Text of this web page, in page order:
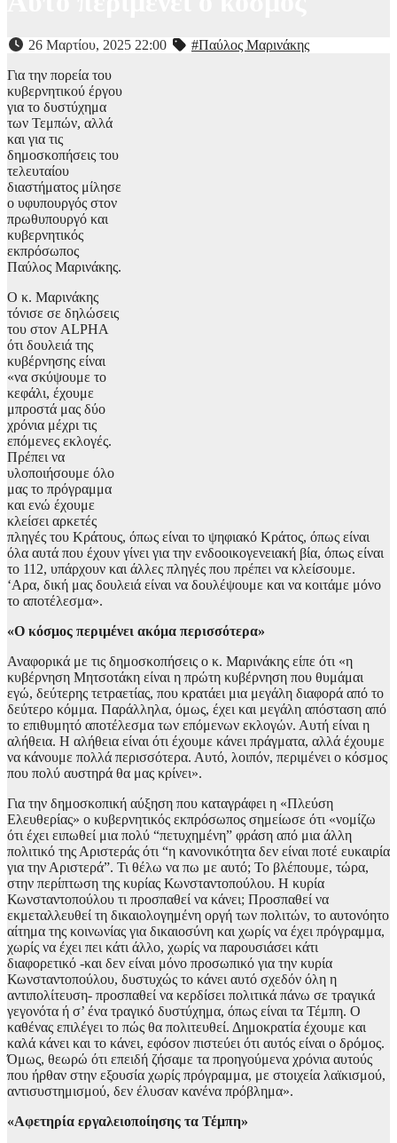
26 Μαρτίου, 2025 22:00
#Παύλος Μαρινάκης
Για την πορεία του
κυβερνητικού έργου
για το δυστύχημα
των Τεμπών, αλλά
και για τις
δημοσκοπήσεις του
τελευταίου
διαστήματος μίλησε
ο υφυπουργός στον
πρωθυπουργό και
κυβερνητικός
εκπρόσωπος
Παύλος Μαρινάκης.
Ο κ. Μαρινάκης
τόνισε σε δηλώσεις
του στον ALPHA
ότι δουλειά της
κυβέρνησης είναι
«να σκύψουμε το
κεφάλι, έχουμε
μπροστά μας δύο
χρόνια μέχρι τις
επόμενες εκλογές.
Πρέπει να
υλοποιήσουμε όλο
μας το πρόγραμμα
και ενώ έχουμε
κλείσει αρκετές
πληγές του Κράτους, όπως είναι το ψηφιακό Κράτος, όπως είναι
όλα αυτά που έχουν γίνει για την ενδοοικογενειακή βία, όπως είναι
το 112, υπάρχουν και άλλες πληγές που πρέπει να κλείσουμε.
‘Αρα, δική μας δουλειά είναι να δουλέψουμε και να κοιτάμε μόνο
το αποτέλεσμα».
«Ο κόσμος περιμένει ακόμα περισσότερα»
Αναφορικά με τις δημοσκοπήσεις ο κ. Μαρινάκης είπε ότι «η
κυβέρνηση Μητσοτάκη είναι η πρώτη κυβέρνηση που θυμάμαι
εγώ, δεύτερης τετραετίας, που κρατάει μια μεγάλη διαφορά από το
δεύτερο κόμμα. Παράλληλα, όμως, έχει και μεγάλη απόσταση από
το επιθυμητό αποτέλεσμα των επόμενων εκλογών. Αυτή είναι η
αλήθεια. Η αλήθεια είναι ότι έχουμε κάνει πράγματα, αλλά έχουμε
να κάνουμε πολλά περισσότερα. Αυτό, λοιπόν, περιμένει ο κόσμος
που πολύ αυστηρά θα μας κρίνει».
Για την δημοσκοπική αύξηση που καταγράφει η «Πλεύση
Ελευθερίας» ο κυβερνητικός εκπρόσωπος σημείωσε ότι «νομίζω
ότι έχει ειπωθεί μια πολύ “πετυχημένη” φράση από μια άλλη
πολιτικό της Αριστεράς ότι “η κανονικότητα δεν είναι ποτέ ευκαιρία
για την Αριστερά”. Τι θέλω να πω με αυτό; Το βλέπουμε, τώρα,
στην περίπτωση της κυρίας Κωνσταντοπούλου. Η κυρία
Κωνσταντοπούλου τι προσπαθεί να κάνει; Προσπαθεί να
εκμεταλλευθεί τη δικαιολογημένη οργή των πολιτών, το αυτονόητο
αίτημα της κοινωνίας για δικαιοσύνη και χωρίς να έχει πρόγραμμα,
χωρίς να έχει πει κάτι άλλο, χωρίς να παρουσιάσει κάτι
διαφορετικό -και δεν είναι μόνο προσωπικό για την κυρία
Κωνσταντοπούλου, δυστυχώς το κάνει αυτό σχεδόν όλη η
αντιπολίτευση- προσπαθεί να κερδίσει πολιτικά πάνω σε τραγικά
γεγονότα ή σ’ ένα τραγικό δυστύχημα, όπως είναι τα Τέμπη. Ο
καθένας επιλέγει το πώς θα πολιτευθεί. Δημοκρατία έχουμε και
καλά κάνει και το κάνει, εφόσον πιστεύει ότι αυτός είναι ο δρόμος.
Όμως, θεωρώ ότι επειδή ζήσαμε τα προηγούμενα χρόνια αυτούς
που ήρθαν στην εξουσία χωρίς πρόγραμμα, με στοιχεία λαϊκισμού,
αντισυστημισμού, δεν έλυσαν κανένα πρόβλημα».
«Αφετηρία εργαλειοποίησης τα Τέμπη»